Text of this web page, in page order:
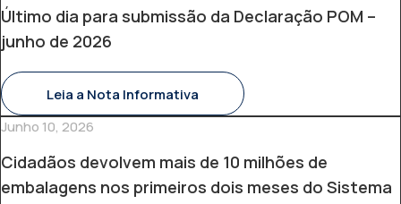
Último dia para submissão da Declaração POM –
junho de 2026
Leia a Nota Informativa
Junho 10, 2026
Cidadãos devolvem mais de 10 milhões de
embalagens nos primeiros dois meses do Sistema